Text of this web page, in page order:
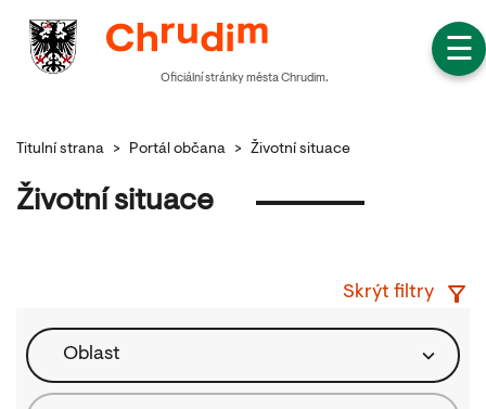
☰
Oficiální stránky města Chrudim.
Titulní strana > Portál občana > Životní situace
Životní situace
Skrýt filtry
Oblast